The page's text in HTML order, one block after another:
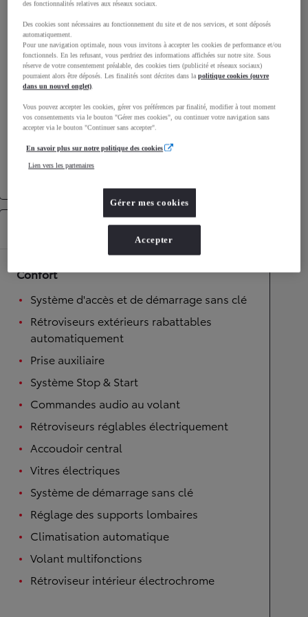
Performances
Vitesse maximale 180km/h
Roues motrices
Confort
Système d'accès et de démarrage sans clé
Rétroviseurs extérieurs rabattables
automatiquement
Prise auxiliaire
Système Stop & Start
Commandes audio au volant
Rétroviseurs réglables électriquement
Accoudoir central
Vitres électriques
Système de démarrage sans clé
Réglage des supports lombaires
Climatisation automatique
Volant multifonctions
Rétroviseur intérieur électrochrome
des fonctionnalités relatives aux réseaux sociaux.
Des cookies sont nécessaires au fonctionnement du site et de nos services, et sont déposés
automatiquement.
Pour une navigation optimale, nous vous invitons à accepter les cookies de performance et/ou
fonctionnels. En les refusant, vous perdriez des informations affichées sur notre site. Sous
réserve de votre consentement préalable, des cookies tiers (publicité et réseaux sociaux)
pourraient alors être déposés. Les finalités sont décrites dans lapolitique cookies (ouvre
dans un nouvel onglet).
Vous pouvez accepter les cookies, gérer vos préférences par finalité, modifier à tout moment
vos consentements via le bouton "Gérer mes cookies", ou continuer votre navigation sans
accepter via le bouton "Continuer sans accepter".
En savoir plus sur notre politique des cookies
Lien vers les partenaires
Gérer mes cookies
Accepter